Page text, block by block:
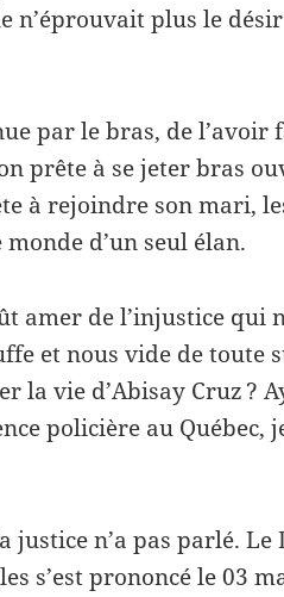
n’éprouvait plus le
par le bras, de l’avoir
prête à se jeter bras
à rejoindre son mari,
d’un seul élan.
amer de l’injustice qui
et nous vide de toute
la vie d’Abisay Cruz ?
policière au Québec,
n’a pas parlé. Le
s’est prononcé le 03